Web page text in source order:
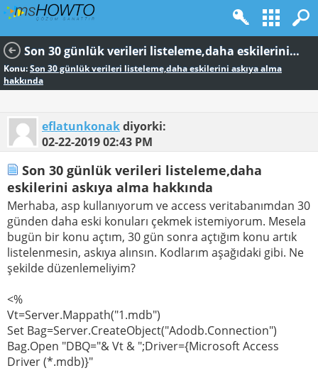
Son 30 günlük verileri listeleme,daha eskilerini askıya alma hakkında
Konu:Son 30 günlük verileri listeleme,daha eskilerini askıya alma
hakkında
eflatunkonakdiyorki:
02-22-201902:43 PM
Son 30 günlük verileri listeleme,daha
eskilerini askıya alma hakkında
Merhaba, asp kullanıyorum ve access veritabanımdan 30
günden daha eski konuları çekmek istemiyorum. Mesela
bugün bir konu açtım, 30 gün sonra açtığım konu artık
listelenmesin, askıya alınsın. Kodlarım aşağıdaki gibi. Ne
şekilde düzenlemeliyim?
<%
Vt=Server.Mappath("1.mdb")
Set Bag=Server.CreateObject("Adodb.Connection")
Bag.Open "DBQ="& Vt & ";Driver={Microsoft Access
Driver (*.mdb)}"